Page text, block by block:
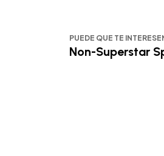
PUEDE QUE TE
Non-Superstar